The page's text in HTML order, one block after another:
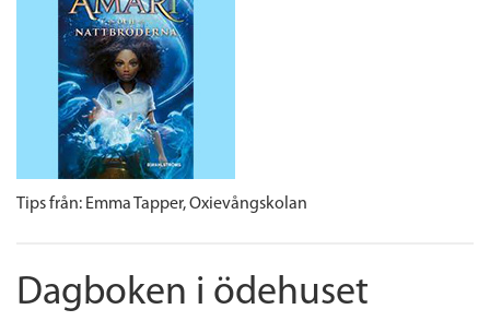
Tips från: Emma Tapper,Oxievångskolan
Dagboken i ödehuset